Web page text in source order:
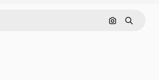
Поиск по
Поиск